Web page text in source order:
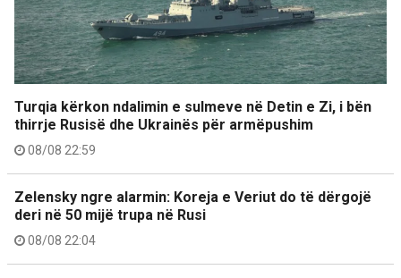
Turqia kërkon ndalimin e sulmeve në Detin e Zi, i bën
thirrje Rusisë dhe Ukrainës për armëpushim
08/08 22:59
Zelensky ngre alarmin: Koreja e Veriut do të dërgojë
deri në 50 mijë trupa në Rusi
08/08 22:04